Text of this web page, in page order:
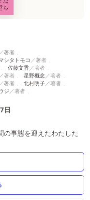
シタトモコ
佐藤文香
星野概念
北村明子
ジ
日
事態を迎えたわたした